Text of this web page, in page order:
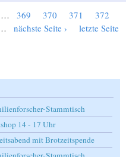
… 369 370 371 372
nächste Seite ›
letzte Seite
Stammtisch
14 - 17 Uhr
mit Brotzeitspende